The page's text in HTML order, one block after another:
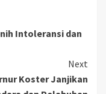
Intoleransi dan
Next
Koster Janjikan